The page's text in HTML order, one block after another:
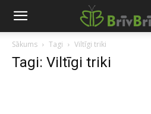
Sākums Tagi Viltīgi triki
Tagi: Viltīgi triki